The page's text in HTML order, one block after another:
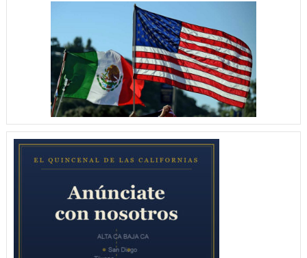
DESPACHO
AL
DEPORTIVO
ORO